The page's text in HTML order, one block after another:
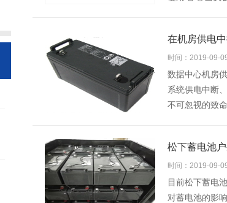
在机房供电
时间：2019-09-
数据中心机房
系统供电中断
不可忽视的致
松下蓄电池
时间：2019-09-
目前松下蓄电
对蓄电池的影